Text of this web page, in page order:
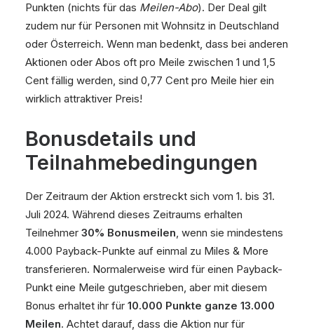
Punkten (nichts für das Meilen-Abo). Der Deal gilt
zudem nur für Personen mit Wohnsitz in Deutschland
oder Österreich. Wenn man bedenkt, dass bei anderen
Aktionen oder Abos oft pro Meile zwischen 1 und 1,5
Cent fällig werden, sind 0,77 Cent pro Meile hier ein
wirklich attraktiver Preis!
Bonusdetails und
Teilnahmebedingungen
Der Zeitraum der Aktion erstreckt sich vom 1. bis 31.
Juli 2024. Während dieses Zeitraums erhalten
Teilnehmer 30% Bonusmeilen, wenn sie mindestens
4.000 Payback-Punkte auf einmal zu Miles & More
transferieren. Normalerweise wird für einen Payback-
Punkt eine Meile gutgeschrieben, aber mit diesem
Bonus erhaltet ihr für 10.000 Punkte ganze 13.000
Meilen. Achtet darauf, dass die Aktion nur für